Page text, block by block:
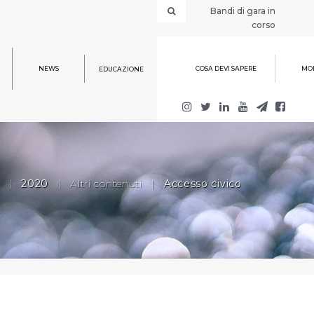
Bandi di gara in
corso
NEWS EDUCAZIONE COSA DEVI SAPERE
| 2020 | Altri contenuti | Accesso civico